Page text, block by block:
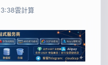
雲計算